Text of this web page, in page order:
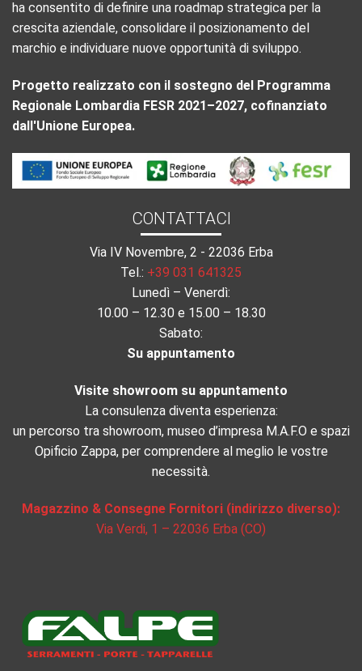
ha consentito di definire una roadmap strategica per la
crescita aziendale, consolidare il posizionamento del
marchio e individuare nuove opportunità di sviluppo.
Progetto realizzato con il sostegno del Programma
Regionale Lombardia FESR 2021–2027, cofinanziato
dall'Unione Europea.
CONTATTACI
Via IV Novembre, 2 - 22036 Erba
Tel.: +39 031 641325
Lunedì – Venerdì:
10.00 – 12.30 e 15.00 – 18.30
Sabato:
Su appuntamento
Visite showroom su appuntamento
La consulenza diventa esperienza:
un percorso tra showroom, museo d’impresa M.A.F.O e spazi
Opificio Zappa, per comprendere al meglio le vostre
necessità.
Magazzino & Consegne Fornitori (indirizzo diverso):
Via Verdi, 1 – 22036 Erba (CO)